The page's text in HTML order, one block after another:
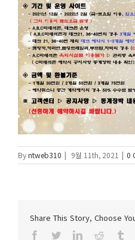
Byntweb310 | 9월 11th, 2021 | 0
Share This Story, Choose
Facebook
TwitterLinkedinReddit